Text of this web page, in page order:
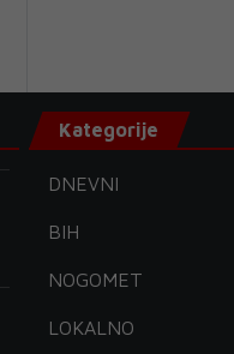
Kategorije
DNEVNI
BIH
NOGOMET
LOKALNO